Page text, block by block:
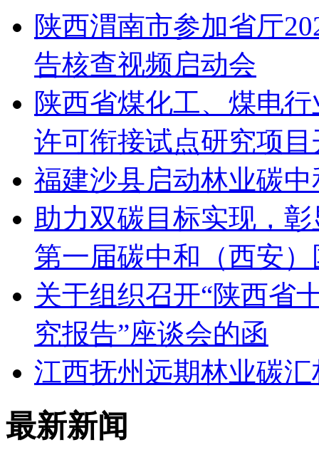
陕西渭南市参加省厅
告核查视频启动会
陕西省煤化工、煤电
许可衔接试点研究项
福建沙县启动林业碳
助力双碳目标实现，
第一届碳中和（西安
关于组织召开“陕西省
究报告”座谈会的函
江西抚州远期林业碳
最新新闻